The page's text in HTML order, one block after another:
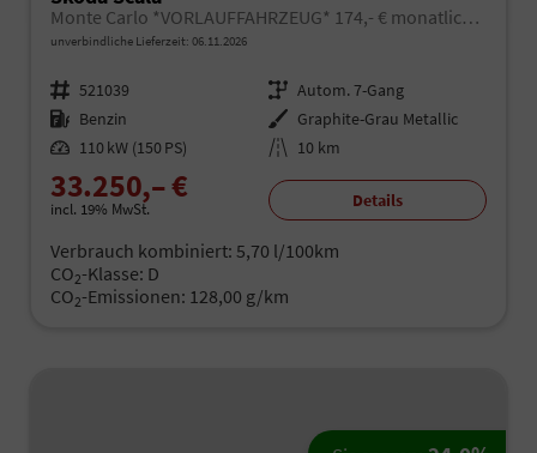
Monte Carlo *VORLAUFFAHRZEUG* 174,- € monatlich* 36 Monate* Ohne Kilometerbegrenzung*
unverbindliche Lieferzeit: 06.11.2026
Fahrzeugnr. 521039 Getriebe Autom. 7-Gang
Kraftstoff Benzin Außenfarbe Graphite-Grau Metallic
Leistung 110 kW (150 PS) Kilometerstand 10 km
33.250,– €
incl. 19% MwSt. Details
Verbrauch kombiniert: 5,70 l/100km
CO2-Klasse: D
CO2-Emissionen: 128,00 g/km